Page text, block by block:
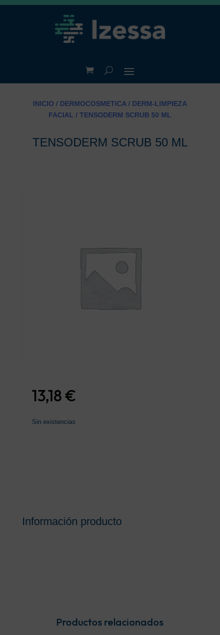
INICIO / DERMOCOSMETICA/ DERM-LIMPIEZA
FACIAL / TENSODERM SCRUB 50 ML
TENSODERM SCRUB 50 ML
13,18 €
Sin existencias
Información producto
Productos relacionados